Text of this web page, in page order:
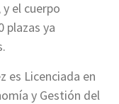
el cuerpo
plazas ya
es Licenciada en
y Gestión del